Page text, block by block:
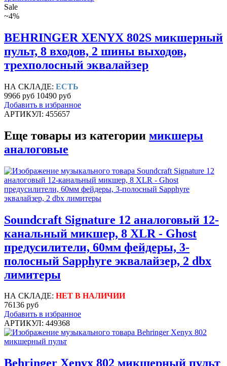
Sale
~4%
BEHRINGER XENYX 802S микшерный
пульт, 8 входов, 2 шины выходов,
трехполосный эквалайзер
НА СКЛАДЕ: ЕСТЬ
9966 руб 10490 руб
Добавить в избранное
АРТИКУЛ: 455657
Еще товары из категории микшеры
аналоговые
Soundcraft Signature 12 аналоговый 12-
канальный микшер, 8 XLR - Ghost
предусилители, 60мм фейдеры, 3-
полосный Sapphyre эквалайзер, 2 dbx
лимитеры
НА СКЛАДЕ: НЕТ В НАЛИЧИИ
76136 руб
Добавить в избранное
АРТИКУЛ: 449368
Behringer Xenyx 802 микшерный пульт